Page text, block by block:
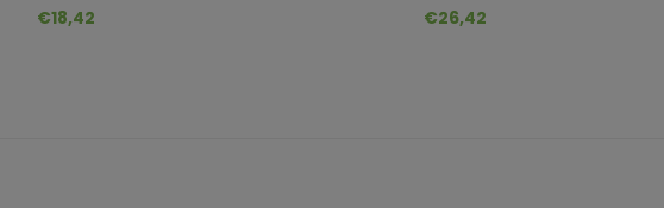
€18,42 €26,42